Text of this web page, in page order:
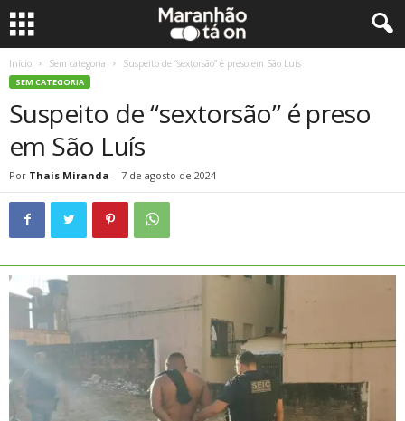
Início Sem categoria Suspeito de “sextorsão” é preso em São Luís
SEM CATEGORIA
Suspeito de “sextorsão” é preso
em São Luís
Por Thais Miranda - 7 de agosto de 2024